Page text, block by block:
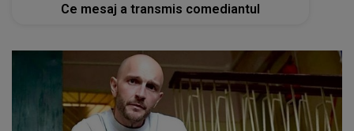
Ce mesaj a transmis comediantul